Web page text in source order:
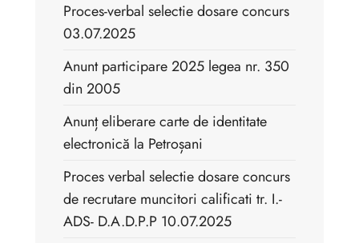
Proces-verbal selectie dosare concurs
03.07.2025
Anunt participare 2025 legea nr. 350
din 2005
Anunț eliberare carte de identitate
electronică la Petroșani
Proces verbal selectie dosare concurs
de recrutare muncitori calificati tr. I.-
ADS- D.A.D.P.P 10.07.2025